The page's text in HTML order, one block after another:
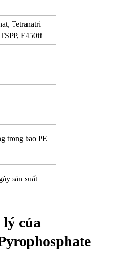
Tetranatri
E450iii
trong bao PE
sản xuất
của